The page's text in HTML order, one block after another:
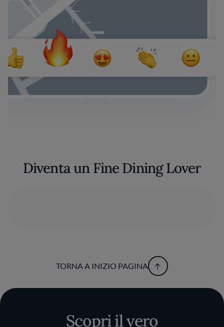
Diventa un Fine Dining Lover
TORNA A INIZIO PAGINA
Scopri il vero